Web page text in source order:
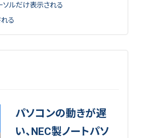
ルだけ表示される
る
パソコンの動きが遅
い、NEC製ノートパソ